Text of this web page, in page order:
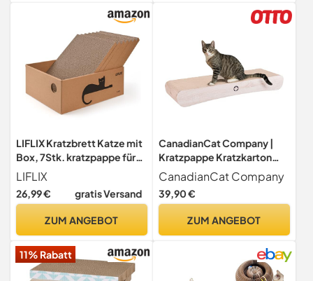
LIFLIX Kratzbrett Katze mit
Box, 7Stk. kratzpappe für
Katzen mit hochwertiger
Karton, Widerstandsfähig
Katzenmöbel, 42×32×15cm
LIFLIX
26,99 € gratis Versand
ZUM ANGEBOT
CanadianCat Company |
Kratzpappe Kratzkarton
XXL 86 x 27 x 11,5 cm in
Holzoptik das Kratzbrett
CanadianCat Company
39,90 €
ZUM ANGEBOT
11% Rabatt